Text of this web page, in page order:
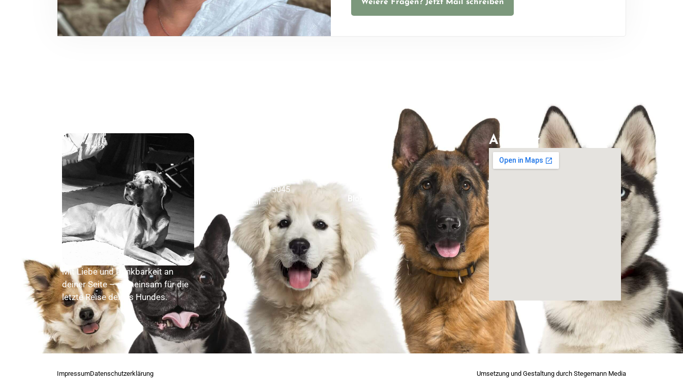
Weiere Fragen? Jetzt Mail schreiben
Mit Liebe und Dankbarkeit an
deiner Seite – gemeinsam für die
letzte Reise deines Hundes.
Waldstraße 6, 75045
Walzbachtal
Blog
Anfahrt
ImpressumDatenschutzerklärung Umsetzung und Gestaltung durch Stegemann Media